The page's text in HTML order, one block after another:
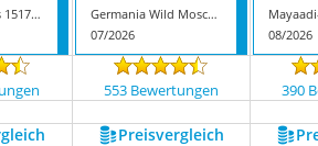
Canada Dreams 151771-151818
Germania Wild Moscovy
07/2026
08/2026
553 Bewertungen 390
Preis­vergleich